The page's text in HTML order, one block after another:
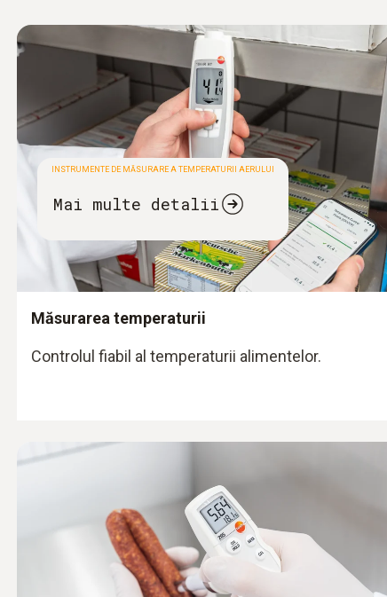
INSTRUMENTE DE MĂSURARE A TEMPERATURII AERULUI
Mai multe detalii
Măsurarea temperaturii
Controlul fiabil al temperaturii alimentelor.